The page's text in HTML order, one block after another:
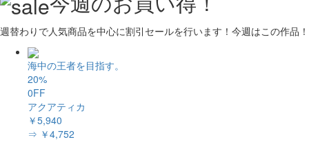
週替わりで人気商品を中心に割引セールを行います！今週はこの作品！
海中の王者を目指す。
20%
0FF
アクアティカ
￥5,940
⇒ ￥4,752